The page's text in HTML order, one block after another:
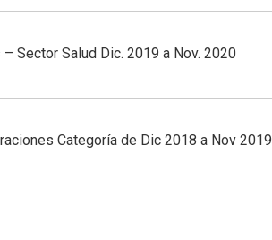
Sector Salud Dic. 2019 a Nov. 2020
Categoría de Dic 2018 a Nov 2019